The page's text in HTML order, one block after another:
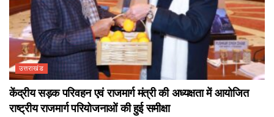
उत्तराखंड
केंद्रीय सड़क परिवहन एवं राजमार्ग मंत्री की अध्यक्षता में आयोजित
राष्ट्रीय राजमार्ग परियोजनाओं की हुई समीक्षा